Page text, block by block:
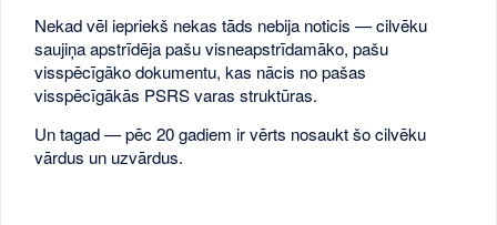
Nekad vēl iepriekš nekas tāds nebija noticis — cilvēku
saujiņa apstrīdēja pašu visneapstrīdamāko, pašu
visspēcīgāko dokumentu, kas nācis no pašas
visspēcīgākās PSRS varas struktūras.
Un tagad — pēc 20 gadiem ir vērts nosaukt šo cilvēku
vārdus un uzvārdus.